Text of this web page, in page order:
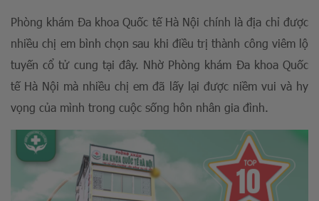
Phòng khám Đa khoa Quốc tế Hà Nội chính là địa chỉ được
nhiều chị em bình chọn sau khi điều trị thành công viêm lộ
tuyến cổ tử cung tại đây. Nhờ Phòng khám Đa khoa Quốc
tế Hà Nội mà nhiều chị em đã lấy lại được niềm vui và hy
vọng của mình trong cuộc sống hôn nhân gia đình.